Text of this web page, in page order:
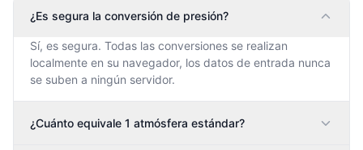
¿Es segura la conversión de presión?
Sí, es segura. Todas las conversiones se realizan
localmente en su navegador, los datos de entrada nunca
se suben a ningún servidor.
¿Cuánto equivale 1 atmósfera estándar?